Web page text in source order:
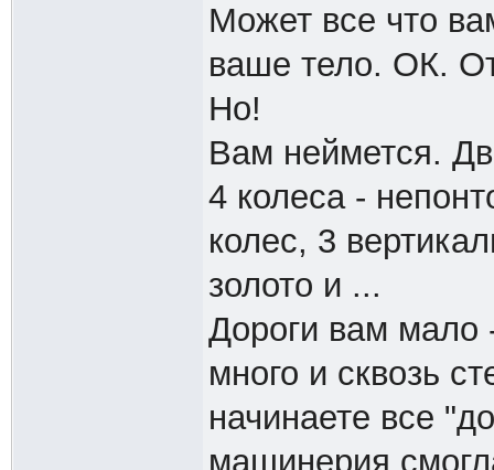
Может все что
ваше тело. ОК.
Но!
Вам неймется.
4 колеса -
колес, 3
золото и ...
Дороги вам мало
много и сквозь
начинаете все
машинерия